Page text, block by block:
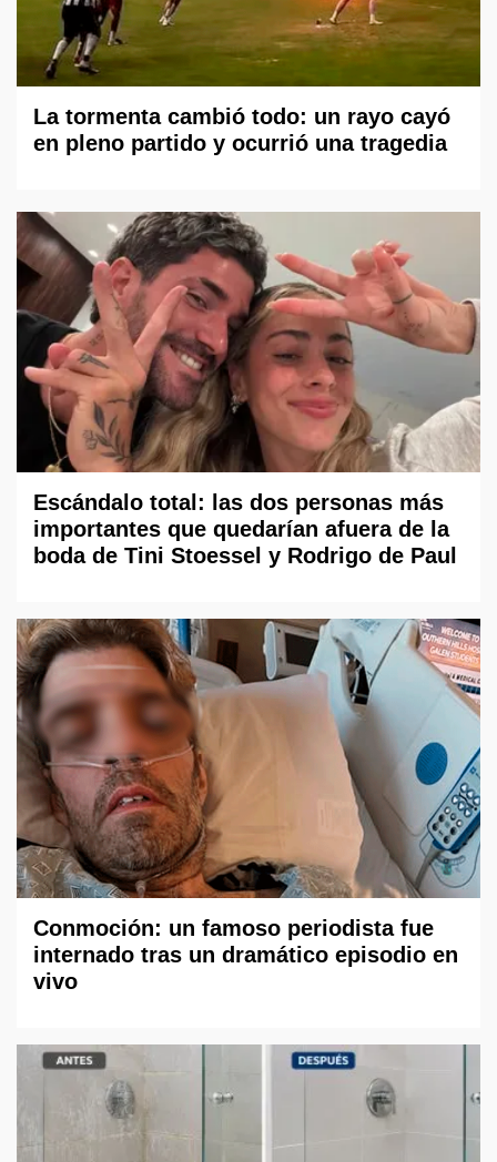
La tormenta cambió todo: un rayo cayó
en pleno partido y ocurrió una tragedia
Escándalo total: las dos personas más
importantes que quedarían afuera de la
boda de Tini Stoessel y Rodrigo de Paul
Conmoción: un famoso periodista fue
internado tras un dramático episodio en
vivo